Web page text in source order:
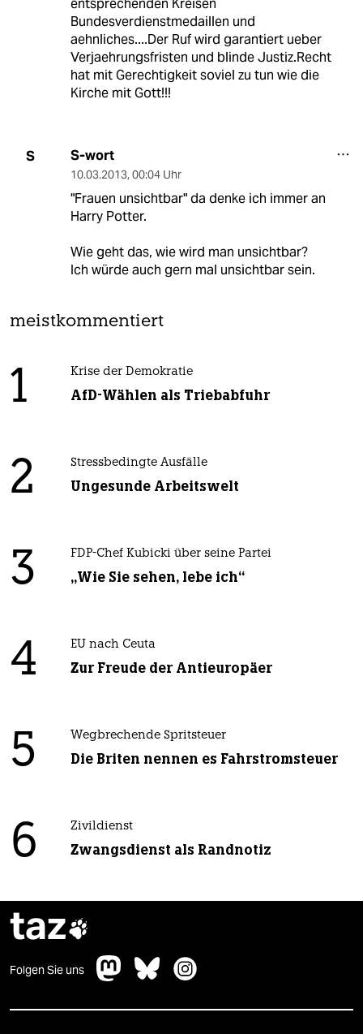
entsprechenden Kreisen
Bundesverdienstmedaillen und
aehnliches....Der Ruf wird garantiert ueber
Verjaehrungsfristen und blinde Justiz.Recht
hat mit Gerechtigkeit soviel zu tun wie die
Kirche mit Gott!!!
S S-wort
10.03.2013, 00:04 Uhr
"Frauen unsichtbar" da denke ich immer an
Harry Potter.
Wie geht das, wie wird man unsichtbar?
Ich würde auch gern mal unsichtbar sein.
meistkommentiert
1 Krise der Demokratie
AfD-Wählen als Triebabfuhr
2 Stressbedingte Ausfälle
Ungesunde Arbeitswelt
3 FDP-Chef Kubicki über seine Partei
„Wie Sie sehen, lebe ich“
4 EU nach Ceuta
Zur Freude der Antieuropäer
5 Wegbrechende Spritsteuer
Die Briten nennen es Fahrstromsteuer
6 Zivildienst
Zwangsdienst als Randnotiz
taz
Folgen Sie uns